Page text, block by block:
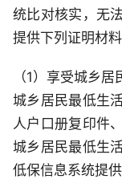
统比对核实，无
提供下列证明材料
（1）享受城乡
城乡居民最低生
人户口册复印件
城乡居民最低生
低保信息系统提供